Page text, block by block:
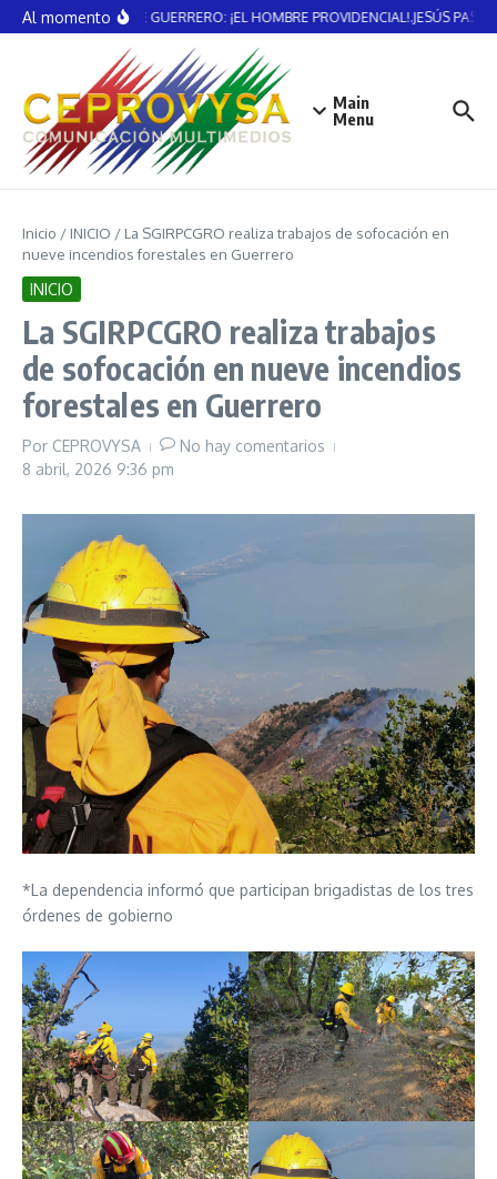
Saltar al contenido
Al momentoVICENTE GUERRERO: ¡EL HOMBRE PROVIDENCIAL!.JESÚS
Main
Menu
Inicio / INICIO / La SGIRPCGRO realiza trabajos de sofocación en
nueve incendios forestales en Guerrero
INICIO
La SGIRPCGRO realiza trabajos
de sofocación en nueve incendios
forestales en Guerrero
Por CEPROVYSA
No hay comentarios
8 abril, 2026 9:36 pm
*La dependencia informó que participan brigadistas de los tres
órdenes de gobierno